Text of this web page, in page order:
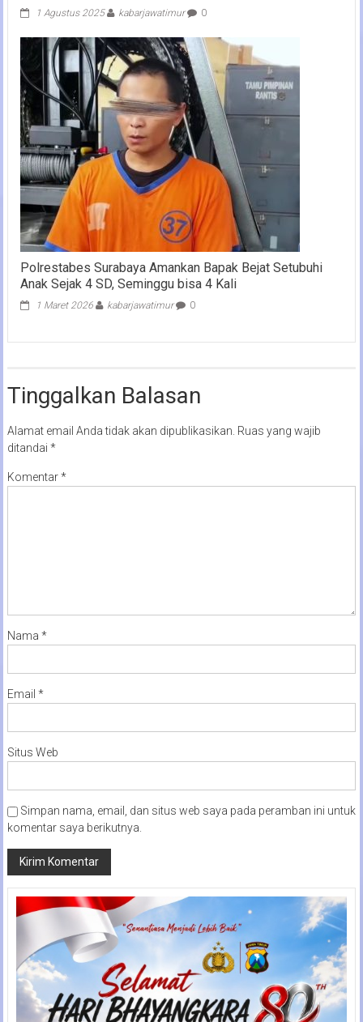
1 Agustus 2025 kabarjawatimur 0
Polrestabes Surabaya Amankan Bapak Bejat Setubuhi
Anak Sejak 4 SD, Seminggu bisa 4 Kali
1 Maret 2026 kabarjawatimur 0
Tinggalkan Balasan
Alamat email Anda tidak akan dipublikasikan. Ruas yang wajib
ditandai *
Komentar*
Nama *
Email *
Situs Web
Simpan nama, email, dan situs web saya pada peramban ini untuk
komentar saya berikutnya.